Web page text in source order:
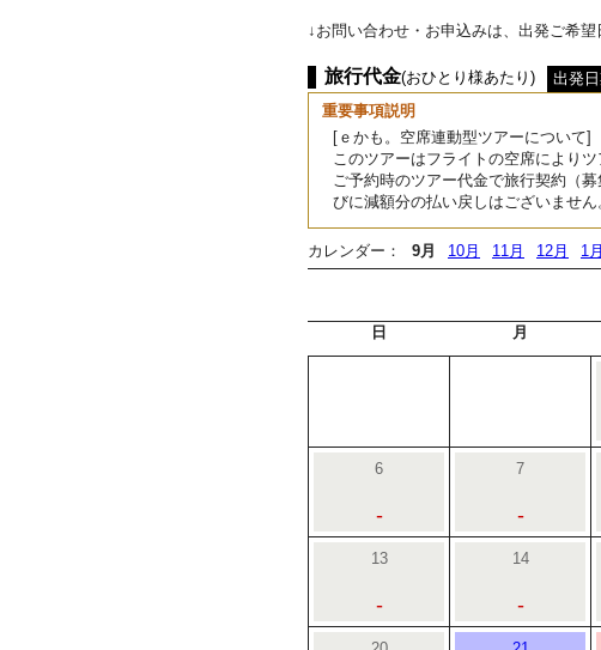
↓お問い合わせ・お申込みは、出発ご希
旅行代金(おひとり様あたり)
出発
重要事項説明
[ｅかも。空席連動型ツアーについて]
このツアーはフライトの空席によりツ
ご予約時のツアー代金で旅行契約（
びに減額分の払い戻しはございません
カレンダー： 9月 10月 11月 12月 1月
日 月
6
-
7
-
13
-
14
-